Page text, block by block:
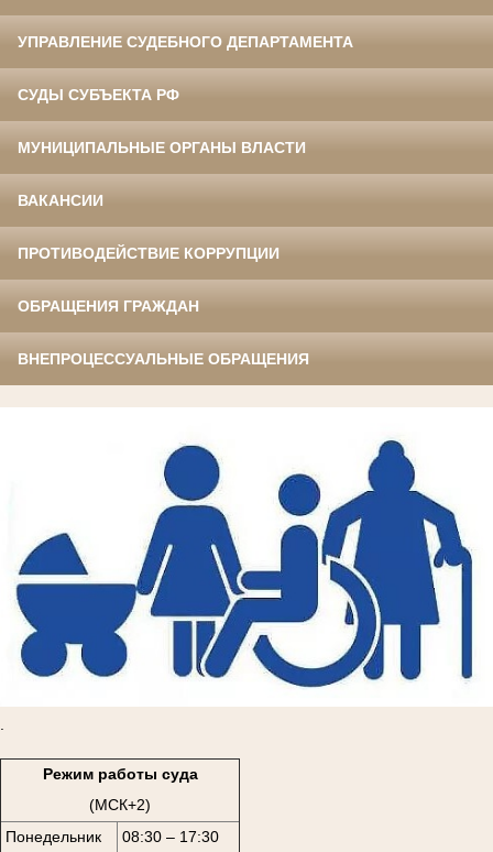
УПРАВЛЕНИЕ СУДЕБНОГО ДЕПАРТАМЕНТА
СУДЫ СУБЪЕКТА РФ
МУНИЦИПАЛЬНЫЕ ОРГАНЫ ВЛАСТИ
ВАКАНСИИ
ПРОТИВОДЕЙСТВИЕ КОРРУПЦИИ
ОБРАЩЕНИЯ ГРАЖДАН
ВНЕПРОЦЕССУАЛЬНЫЕ ОБРАЩЕНИЯ
Режим работы суда
(МСК+2)
Понедельник
08:30 – 17:30